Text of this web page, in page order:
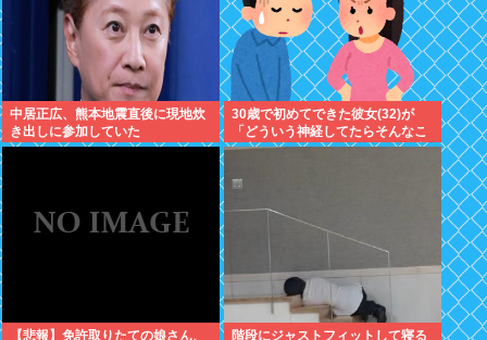
中居正広、熊本地震直後に現地炊
き出しに参加していた
30歳で初めてできた彼女(32)が
「どういう神経してたらそんなこ
と言えるの？」と激怒、その理由
【悲報】免許取りたての娘さん、
階段にジャストフィットして寝る